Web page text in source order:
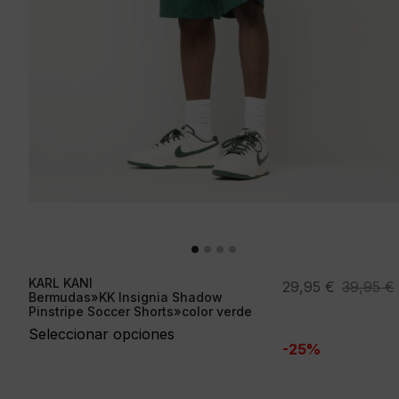
KARL KANI
Bermudas»KK Insignia Shadow
Pinstripe Soccer Shorts»color verde
Seleccionar opciones
39,95€
El
era:
29,95 €
El
es:
-25%